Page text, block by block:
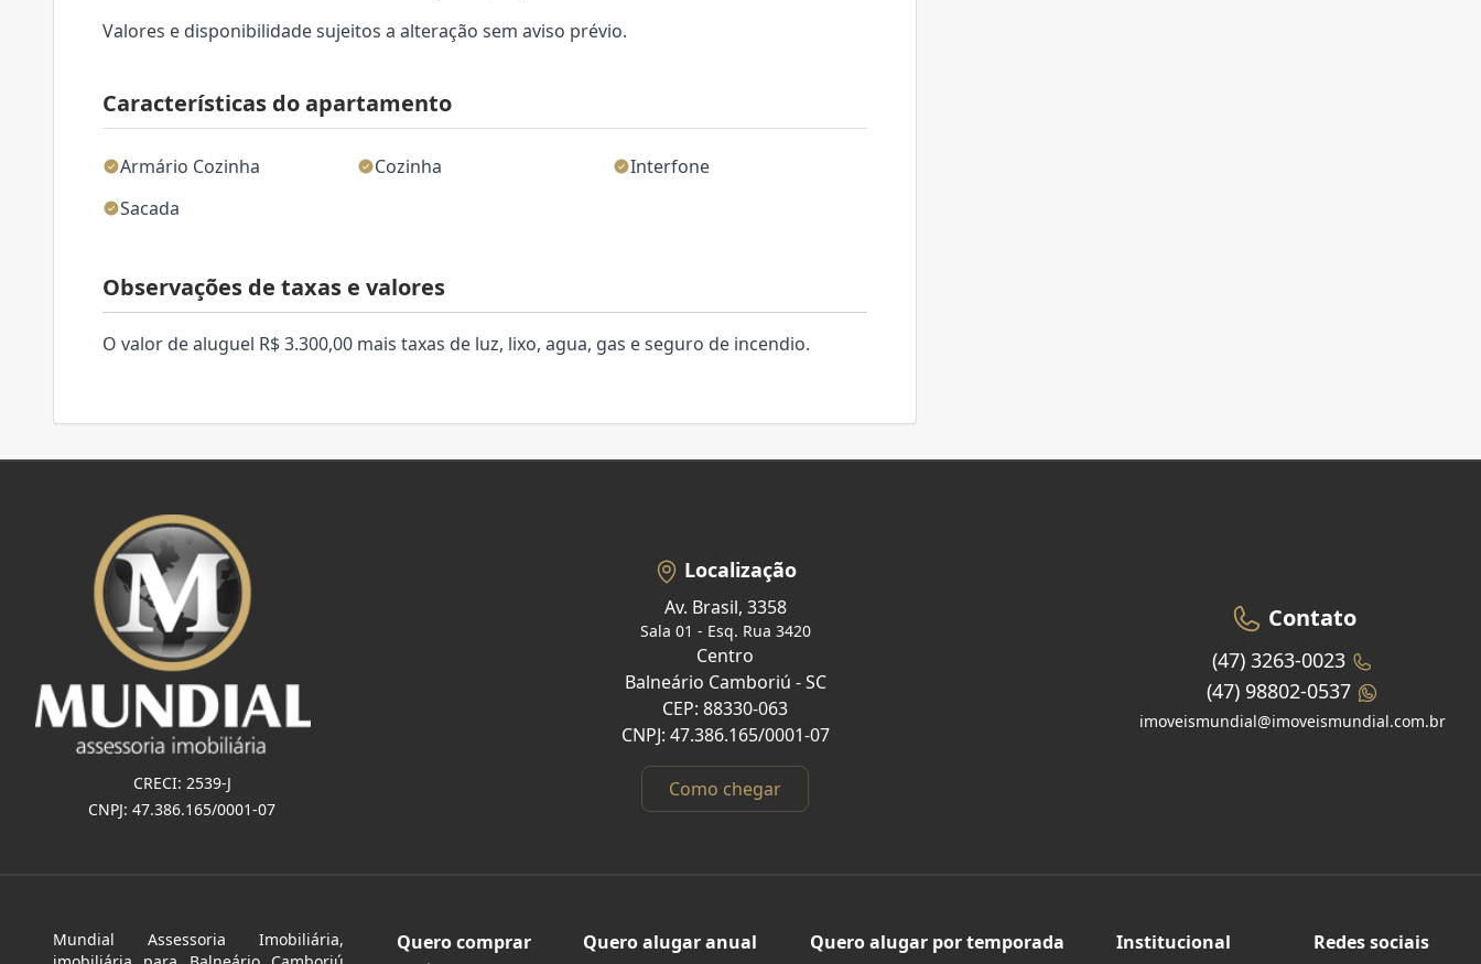
Características do apartamento
Armário Cozinha Cozinha
Interfone
Sacada
Valores e disponibilidade sujeitos a alteração sem aviso prévio.
Observações de taxas e valores
O valor de aluguel R$ 3.300,00 mais taxas de luz, lixo, agua, gas e seguro de incendio.
CRECI: 2539-J
CNPJ: 47.386.165/0001-07
Localização
Av. Brasil, 3358
Sala 01 - Esq. Rua 3420
Centro
Balneário Camboriú - SC
CEP: 88330-063
CNPJ: 47.386.165/0001-07
Como chegar
Contato
(47) 3263-0023
(47) 98802-0537
imoveismundial@imoveismundial.com.br
Mundial Assessoria Imobiliária,
Quero comprar Quero alugar anual Quero alugar por temporada Institucional Redes sociais